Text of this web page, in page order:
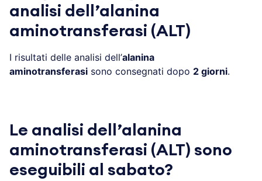
analisi dell’alanina
aminotransferasi (ALT)
I risultati delle analisi dell’alanina
aminotransferasi sono consegnati dopo 2 giorni.
Le analisi dell’alanina
aminotransferasi (ALT) sono
eseguibili al sabato?